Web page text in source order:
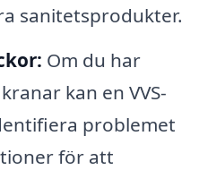
sanitetsprodukter.
Om du har
kan en VVS-
problemet
för att